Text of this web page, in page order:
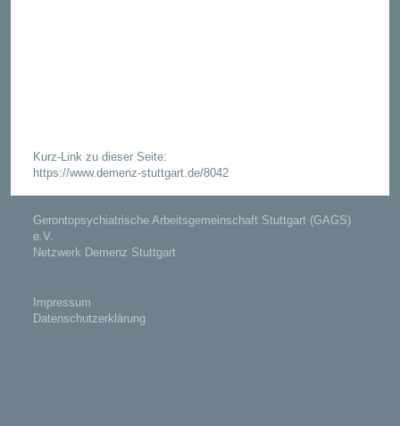
Kurz-Link zu dieser Seite:
https://www.demenz-stuttgart.de/8042
Gerontopsychiatrische Arbeitsgemeinschaft Stuttgart (GAGS)
e.V.
Netzwerk Demenz Stuttgart
Impressum
Datenschutzerklärung